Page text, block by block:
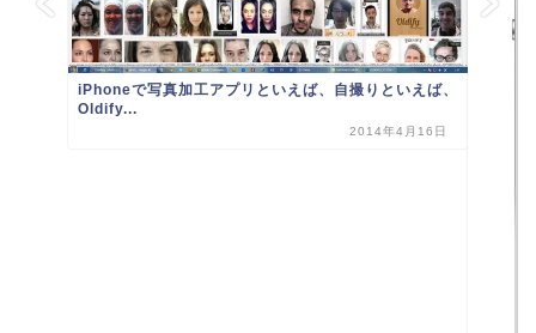
iPhoneで写真加工アプリといえば、自撮りといえば、
Oldify...
2014年4月16日